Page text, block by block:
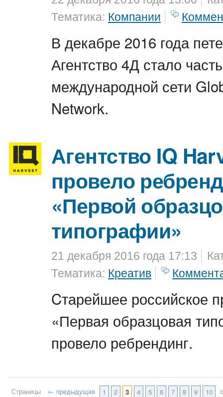
Тематика: Компании
В декабре 2016 года
Агентство 4Д стало
международной сети
Network.
Агентство IQ
провело
«Первой
типографии»
21 декабря 2016 года 17:13
Тематика: Креатив
Cтарейшее российское
«Первая образцовая
провело ребрендинг.
Страницы ← предыдущая 1 2 3 4 5 6 7 8 9 10